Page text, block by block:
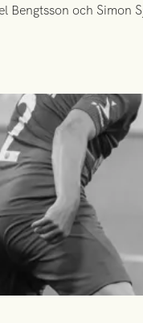
Bengtsson och